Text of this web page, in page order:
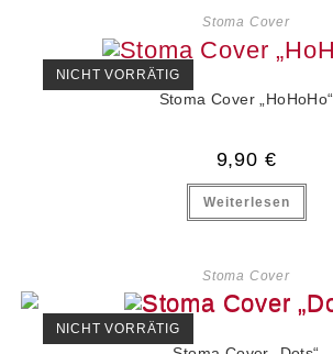
Stoma Cover
NICHT VORRÄTIG
Stoma Cover „HoHoHo“
9,90 €
Weiterlesen
Stoma Cover
NICHT VORRÄTIG